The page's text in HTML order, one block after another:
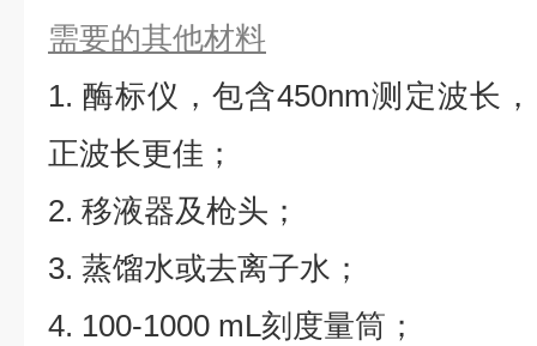
需要的其他材料
1. 酶标仪，包含450nm测定波长
正波长更佳；
2. 移液器及枪头；
3. 蒸馏水或去离子水；
4. 100-1000 mL刻度量筒；